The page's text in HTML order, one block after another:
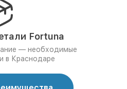
Fortuna
— необходимые
в Краснодаре